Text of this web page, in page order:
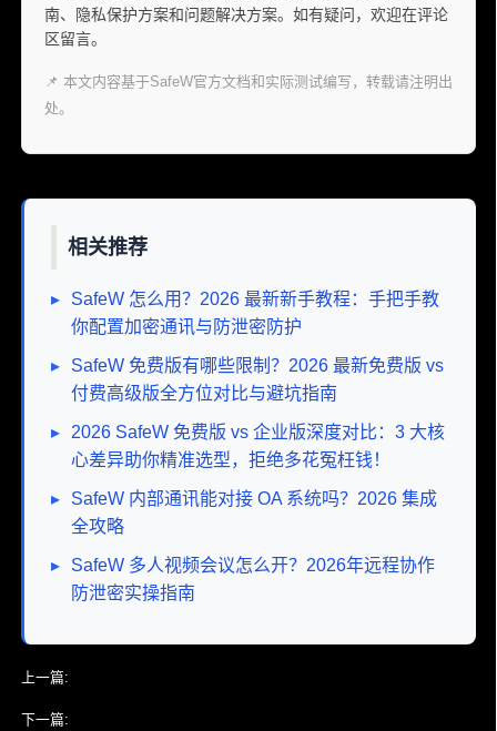
南、隐私保护方案和问题解决方案。如有疑问，欢迎在评论
区留言。
📌 本文内容基于SafeW官方文档和实际测试编写，转载请注明出
处。
相关推荐
▸
SafeW 怎么用？2026 最新新手教程：手把手教
你配置加密通讯与防泄密防护
▸
SafeW 免费版有哪些限制？2026 最新免费版 vs
付费高级版全方位对比与避坑指南
▸
2026 SafeW 免费版 vs 企业版深度对比：3 大核
心差异助你精准选型，拒绝多花冤枉钱！
▸
SafeW 内部通讯能对接 OA 系统吗？2026 集成
全攻略
▸
SafeW 多人视频会议怎么开？2026年远程协作
防泄密实操指南
上一篇:
下一篇: